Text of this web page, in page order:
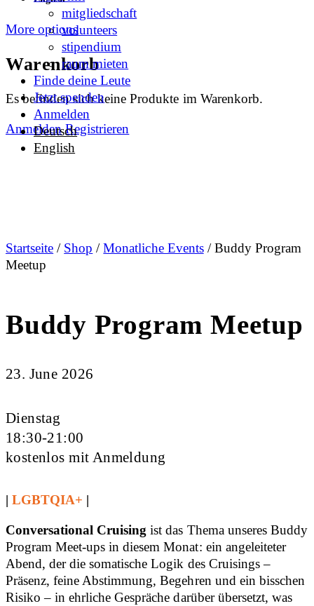
More options
Warenkorb
Es befinden sich keine Produkte im Warenkorb.
Anmelden Registrieren
mitgliedschaft
volunteers
stipendium
raum mieten
Finde deine Leute
Jetzt spenden
Anmelden
Deutsch
English
Startseite / Shop /Monatliche Events/ Buddy Program
Meetup
Buddy Program Meetup
23. June 2026
Dienstag
18:30-21:00
kostenlos mit Anmeldung
|LGBTQIA+ |
Conversational Cruising ist das Thema unseres Buddy
Program Meet-ups in diesem Monat: ein angeleiteter
Abend, der die somatische Logik des Cruisings –
Präsenz, feine Abstimmung, Begehren und ein bisschen
Risiko – in ehrliche Gespräche darüber übersetzt, was